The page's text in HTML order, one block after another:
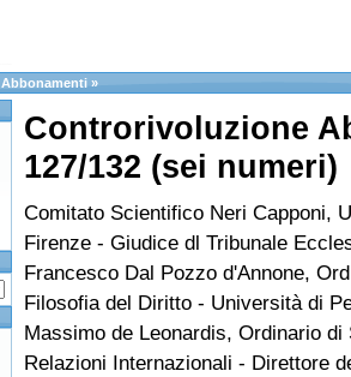
Abbonamenti »
Controrivoluzione
127/132 (sei numeri)
Comitato Scientifico Neri Capponi,
Firenze - Giudice dl Tribunale
Francesco Dal Pozzo d'Annone,
Filosofia del Diritto - Università di
Massimo de Leonardis, Ordinario di
Relazioni Internazionali - Direttore